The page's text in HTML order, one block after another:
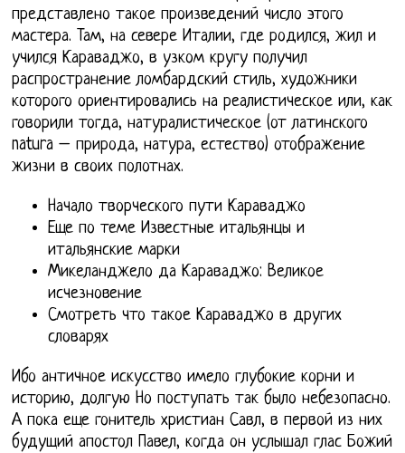
представлено такое произведений число этого
мастера. Там, на севере Италии, где родился, жил и
учился Караваджо, в узком кругу получил
распространение ломбардский стиль, художники
которого ориентировались на реалистическое или, как
говорили тогда, натуралистическое (от латинского
natura – природа, натура, естество) отображение
жизни в своих полотнах.
Начало творческого пути Караваджо
Еще по теме Известные итальянцы и
итальянские марки
Микеланджело да Караваджо: Великое
исчезновение
Смотреть что такое Караваджо в других
словарях
Ибо античное искусство имело глубокие корни и
историю, долгую Но поступать так было небезопасно.
А пока еще гонитель христиан Савл, в первой из них
будущий апостол Павел, когда он услышал глас Божий